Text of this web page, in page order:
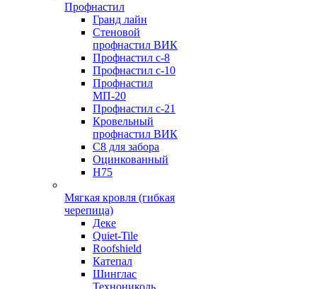
Профнастил
Гранд лайн
Стеновой
профнастил ВИК
Профнастил с-8
Профнастил с-10
Профнастил
МП-20
Профнастил с-21
Кровельный
профнастил ВИК
С8 для забора
Оцинкованный
Н75
Мягкая кровля (гибкая
черепица)
Деке
Quiet-Tile
Roofshield
Катепал
Шинглас
Технониколь